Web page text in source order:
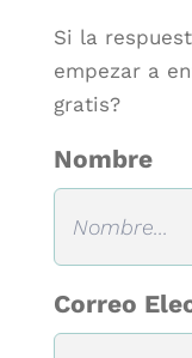
Si la
empezar a
gratis?
Nombre
Correo